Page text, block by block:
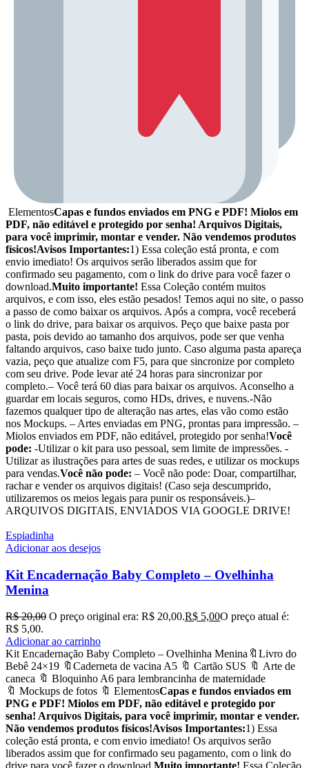
ElementosCapas e fundos enviados em PNG e PDF! Miolos em
PDF, não editável e protegido por senha! Arquivos Digitais,
para você imprimir, montar e vender. Não vendemos produtos
físicos!Avisos Importantes:1) Essa coleção está pronta, e com
envio imediato! Os arquivos serão liberados assim que for
confirmado seu pagamento, com o link do drive para você fazer o
download.Muito importante! Essa Coleção contém muitos
arquivos, e com isso, eles estão pesados! Temos aqui no site, o passo
a passo de como baixar os arquivos. Após a compra, você receberá
o link do drive, para baixar os arquivos. Peço que baixe pasta por
pasta, pois devido ao tamanho dos arquivos, pode ser que venha
faltando arquivos, caso baixe tudo junto. Caso alguma pasta apareça
vazia, peço que atualize com F5, para que sincronize por completo
com seu drive. Pode levar até 24 horas para sincronizar por
completo.– Você terá 60 dias para baixar os arquivos. Aconselho a
guardar em locais seguros, como HDs, drives, e nuvens.-Não
fazemos qualquer tipo de alteração nas artes, elas vão como estão
nos Mockups. – Artes enviadas em PNG, prontas para impressão. –
Miolos enviados em PDF, não editável, protegido por senha!Você
pode: -Utilizar o kit para uso pessoal, sem limite de impressões. -
Utilizar as ilustrações para artes de suas redes, e utilizar os mockups
para vendas.Você não pode: – Você não pode: Doar, compartilhar,
rachar e vender os arquivos digitais! (Caso seja descumprido,
utilizaremos os meios legais para punir os responsáveis.)–
ARQUIVOS DIGITAIS, ENVIADOS VIA GOOGLE DRIVE!
Espiadinha
Adicionar aos desejos
Kit Encadernação Baby Completo – Ovelhinha
Menina
R$20,00 O preço original era: R$ 20,00.R$ 5,00O preço atual é:
R$ 5,00.
Adicionar ao carrinho
Kit Encadernação Baby Completo – Ovelhinha Menina🔖Livro do
Bebê 24×19 🔖Caderneta de vacina A5 🔖 Cartão SUS 🔖 Arte de
caneca 🔖 Bloquinho A6 para lembrancinha de maternidade
🔖 Mockups de fotos 🔖 ElementosCapas e fundos enviados em
PNG e PDF! Miolos em PDF, não editável e protegido por
senha! Arquivos Digitais, para você imprimir, montar e vender.
Não vendemos produtos físicos!Avisos Importantes:1) Essa
coleção está pronta, e com envio imediato! Os arquivos serão
liberados assim que for confirmado seu pagamento, com o link do